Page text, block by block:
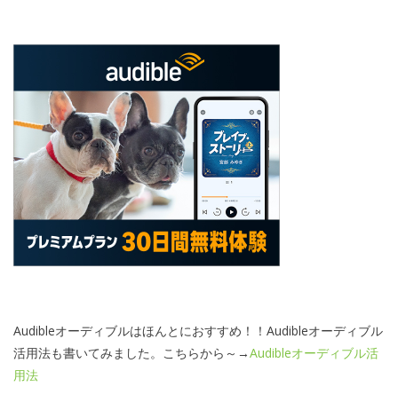
Audibleオーディブルはほんとにおすすめ！！Audibleオーディブル
活用法も書いてみました。こちらから～→Audibleオーディブル活
用法